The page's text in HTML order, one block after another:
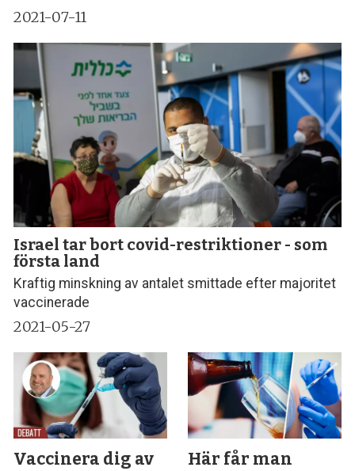
2021-07-11
Israel tar bort covid-restriktioner - som
första land
Kraftig minskning av antalet smittade efter majoritet
vaccinerade
2021-05-27
Vaccinera dig av
Här får man